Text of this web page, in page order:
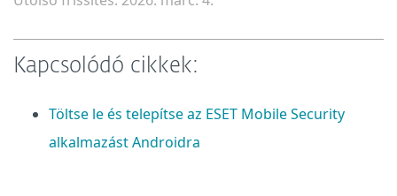
Kapcsolódó cikkek:
Töltse le és telepítse az ESET Mobile Security
alkalmazást Androidra